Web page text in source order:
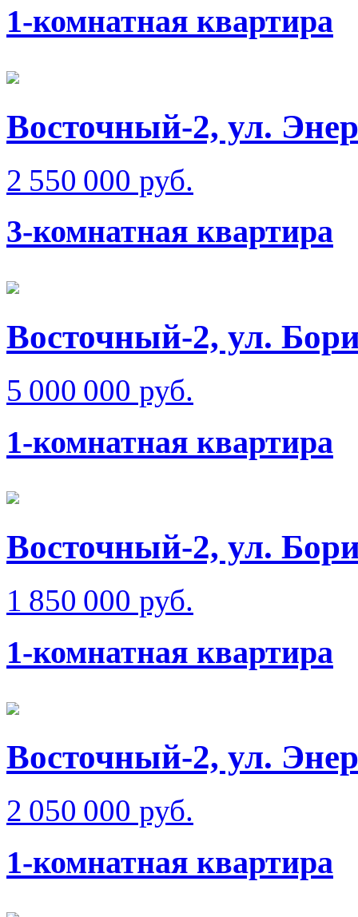
1-комнатная квартира
Восточный-2, ул.
2 550 000 руб.
3-комнатная квартира
Восточный-2, ул.
5 000 000 руб.
1-комнатная квартира
Восточный-2, ул.
1 850 000 руб.
1-комнатная квартира
Восточный-2, ул.
2 050 000 руб.
1-комнатная квартира